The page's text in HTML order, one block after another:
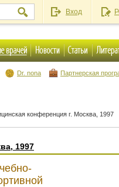
Вход
Dr. nona Партнерская
конференция г. Москва, 1997
1997